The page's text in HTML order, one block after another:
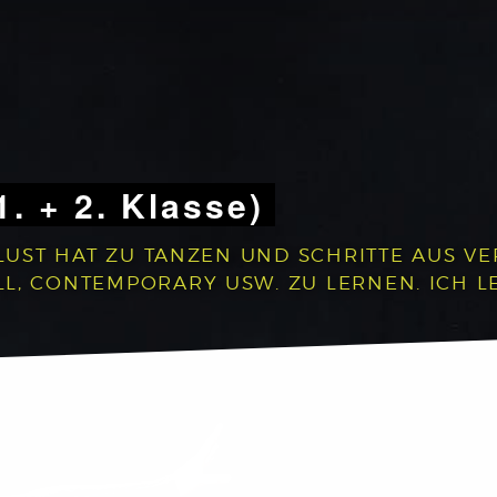
+ 2. Klasse)
HAT ZU TANZEN UND SCHRITTE AUS
CONTEMPORARY USW. ZU LERNEN. ICH